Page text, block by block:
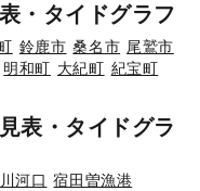
・タイドグラフ
鈴鹿市 桑名市 尾鷲市
明和町 大紀町 紀宝町
表・タイドグラ
河口 宿田曽漁港